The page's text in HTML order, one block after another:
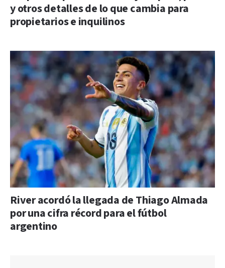
y otros detalles de lo que cambia para
propietarios e inquilinos
River acordó la llegada de Thiago Almada
por una cifra récord para el fútbol
argentino